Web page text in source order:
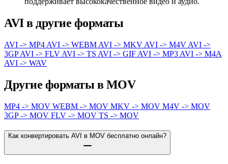
AVI в другие форматы
AVI -> MP4 AVI -> WEBM AVI -> MKV AVI -> M4V AVI ->
3GPAVI -> FLV AVI -> TS AVI -> GIF AVI -> MP3 AVI -> M4A
AVI -> WAV
Другие форматы в MOV
MP4 -> MOV WEBM -> MOV MKV -> MOV M4V -> MOV
3GP -> MOV FLV -> MOV TS -> MOV
Как конвертировать AVI в MOV бесплатно онлайн?